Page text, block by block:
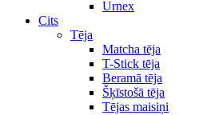
Urnex
Cits
Tēja
Matcha tēja
T-Stick tēja
Beramā tēja
Šķīstošā tēja
Tējas maisiņi